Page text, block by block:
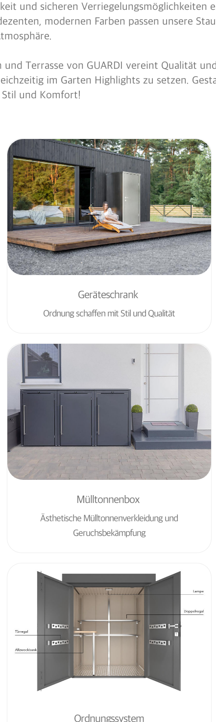
und sicheren Verriegelungsmöglichkeiten
modernen Farben passen unsere
und Terrasse von GUARDI vereint Qualität
im Garten Highlights zu setzen.
und Komfort!
Geräteschrank
Ordnung schaffen mit Stil und Qualität
Mülltonnenbox
Ästhetische Mülltonnenverkleidung und
Geruchsbekämpfung